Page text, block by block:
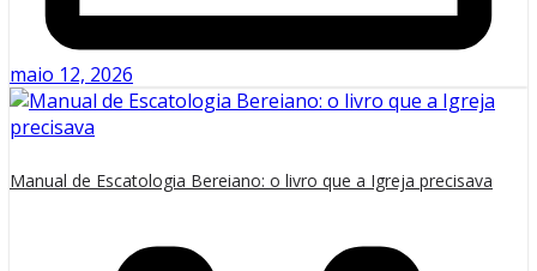
maio 12, 2026
Manual de Escatologia Bereiano: o livro que a Igreja precisava